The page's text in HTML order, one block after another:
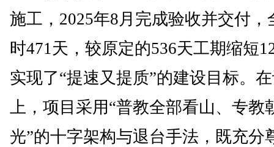
施工，2025年8月完成验收并交付，
时471天，较原定的536天工期缩短
实现了“提速又提质”的建设目标。
上，项目采用“普教全部看山、专教
光”的十字架构与退台手法，既充分